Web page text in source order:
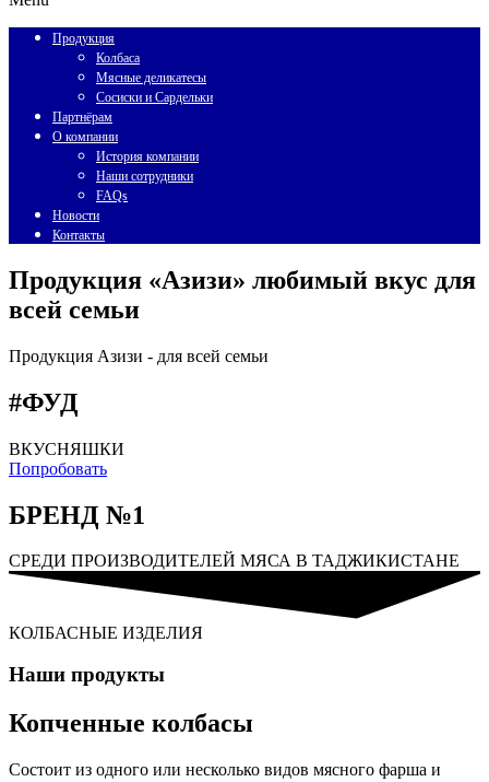
Продукция
Колбаса
Мясные деликатесы
Сосиски и Сардельки
Партнёрам
О компании
История компании
Наши сотрудники
FAQs
Новости
Контакты
Продукция «Азизи» любимый вкус для
всей семьи
Продукция Азизи - для всей семьи
#ФУД
ВКУСНЯШКИ
Попробовать
БРЕНД №1
СРЕДИ ПРОИЗВОДИТЕЛЕЙ МЯСА В ТАДЖИКИСТАНЕ
КОЛБАСНЫЕ ИЗДЕЛИЯ
Наши продукты
Копченные колбасы
Состоит из одного или несколько видов мясного фарша и